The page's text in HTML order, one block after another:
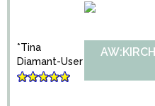
*Tina
Diamant-User